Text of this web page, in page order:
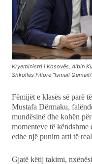
Kryeministri i Kosovës, Albin
Shkollës Fillore “Ismail
Fëmijët e klasës së parë
Mustafa Dërmaku,
mundësinë dhe kohën
momenteve të
edhe një punim arti të
Gjatë këtij takimi,